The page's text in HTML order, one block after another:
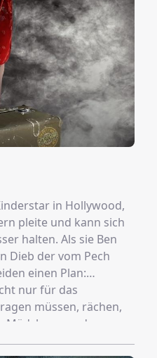
in Hollywood,
pleite und kann sich
halten. Als sie Ben
Dieb der vom Pech
einen Plan:
nur für das
müssen, rächen,
aus den
Ein wilder Trip, der